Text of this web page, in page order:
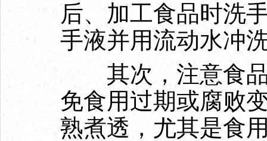
后、加工食品时洗
手液并用流动水冲
其次，注意食品
免食用过期或腐败
熟煮透，尤其是食